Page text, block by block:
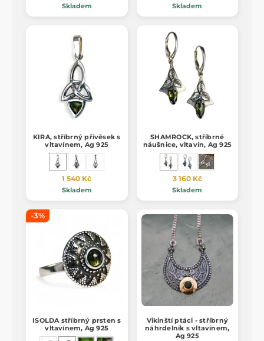
Skladem Skladem
KIRA, stříbrný přívěsek s
vltavínem, Ag 925
1 540 Kč
Skladem
SHAMROCK, stříbrné
náušnice, vltavín, Ag 925
3 160 Kč
Skladem
-3%
ISOLDA stříbrný prsten s
vltavínem, Ag 925
Vikinští ptáci - stříbrný
náhrdelník s vltavínem,
Ag 925